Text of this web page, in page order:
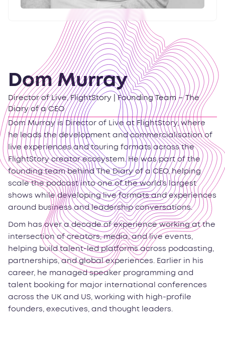
Dom Murray
Director of Live, FlightStory | Founding Team – The
Diary of a CEO
Dom Murray is Director of Live at FlightStory, where
he leads the development and commercialisation of
live experiences and touring formats across the
FlightStory creator ecosystem. He was part of the
founding team behind The Diary of a CEO, helping
scale the podcast into one of the world’s largest
shows while developing live formats and experiences
around business and leadership conversations.
Dom has over a decade of experience working at the
intersection of creators, media, and live events,
helping build talent-led platforms across podcasting,
partnerships, and global experiences. Earlier in his
career, he managed speaker programming and
talent booking for major international conferences
across the UK and US, working with high-profile
founders, executives, and thought leaders.